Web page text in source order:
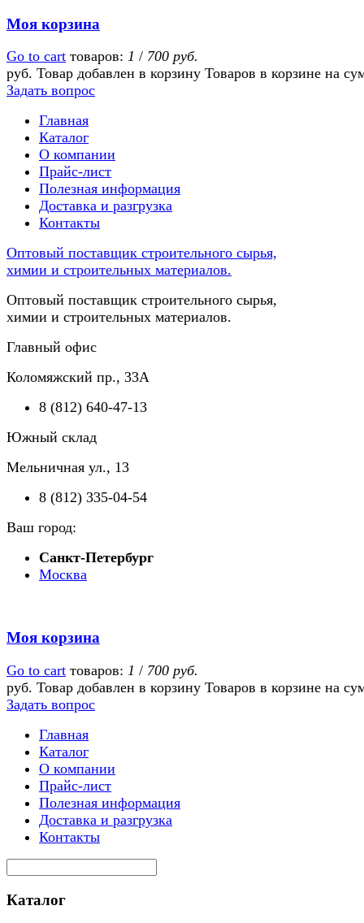
Моя корзина
Go to cart товаров: 1 / 700 руб.
руб. Товар добавлен в корзину Товаров в корзине на
Задать вопрос
Главная
Каталог
О компании
Прайс-лист
Полезная информация
Доставка и разгрузка
Контакты
Оптовый поставщик строительного сырья,
химии и строительных материалов.
Оптовый поставщик строительного сырья,
химии и строительных материалов.
Главный офис
Коломяжский пр., 33А
8 (812) 640-47-13
Южный склад
Мельничная ул., 13
8 (812) 335-04-54
Ваш город:
Санкт-Петербург
Москва
Моя корзина
Go to cart товаров: 1 / 700 руб.
руб. Товар добавлен в корзину Товаров в корзине на
Задать вопрос
Главная
Каталог
О компании
Прайс-лист
Полезная информация
Доставка и разгрузка
Контакты
Каталог